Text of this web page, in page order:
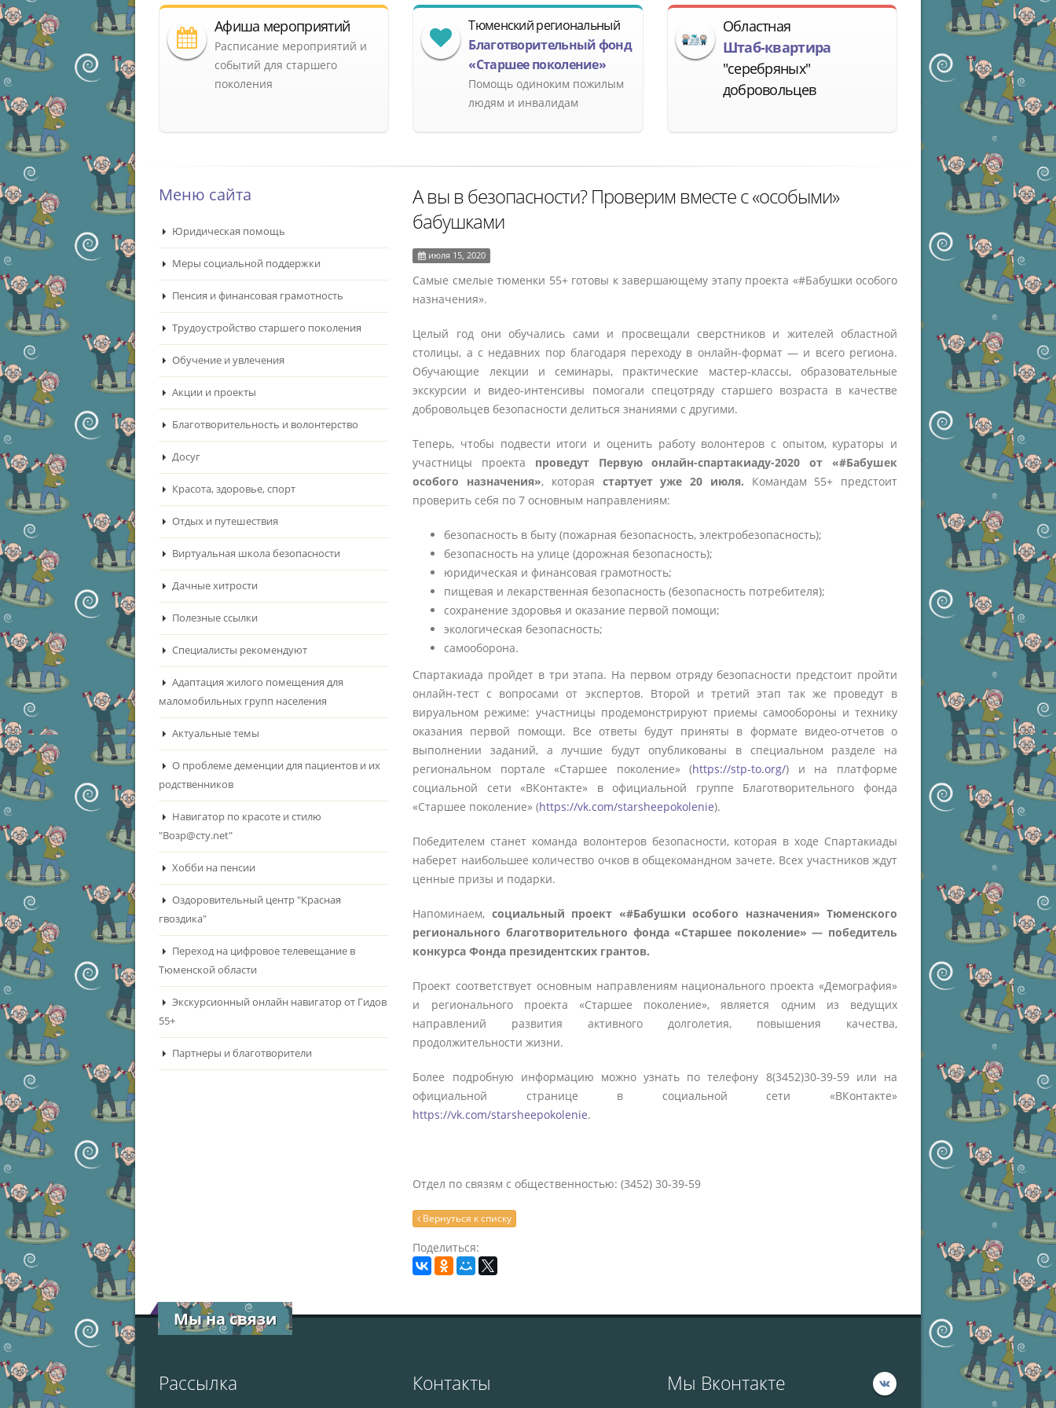
Афиша мероприятий
Расписание мероприятий и
событий для старшего
поколения
Тюменский региональный
Благотворительный фонд
«Старшее поколение»
Помощь одиноким пожилым
людям и инвалидам
Областная
Штаб-квартира
"серебряных"
добровольцев
Меню сайта
Юридическая помощь
Меры социальной поддержки
Пенсия и финансовая грамотность
Трудоустройство старшего поколения
Обучение и увлечения
Акции и проекты
Благотворительность и волонтерство
Досуг
Красота, здоровье, спорт
Отдых и путешествия
Виртуальная школа безопасности
Дачные хитрости
Полезные ссылки
Специалисты рекомендуют
Адаптация жилого помещения для
маломобильных групп населения
Актуальные темы
О проблеме деменции для пациентов и их
родственников
Навигатор по красоте и стилю
"Возр@сту.net"
Хобби на пенсии
Оздоровительный центр "Красная
гвоздика"
Переход на цифровое телевещание в
Тюменской области
Экскурсионный онлайн навигатор от Гидов
55+
Партнеры и благотворители
А вы в безопасности? Проверим вместе с «особыми»
бабушками
июля 15, 2020
Самые смелые тюменки 55+ готовы к завершающему этапу проекта «#Бабушки особого
назначения».
Целый год они обучались сами и просвещали сверстников и жителей областной
столицы, а с недавних пор благодаря переходу в онлайн-формат ― и всего региона.
Обучающие лекции и семинары, практические мастер-классы, образовательные
экскурсии и видео-интенсивы помогали спецотряду старшего возраста в качестве
добровольцев безопасности делиться знаниями с другими.
Теперь, чтобы подвести итоги и оценить работу волонтеров с опытом, кураторы и
участницы проекта проведут Первую онлайн-спартакиаду-2020 от «#Бабушек
особого назначения», которая стартует уже 20 июля. Командам 55+ предстоит
проверить себя по 7 основным направлениям:
безопасность в быту (пожарная безопасность, электробезопасность);
безопасность на улице (дорожная безопасность);
юридическая и финансовая грамотность;
пищевая и лекарственная безопасность (безопасность потребителя);
сохранение здоровья и оказание первой помощи;
экологическая безопасность;
самооборона.
Спартакиада пройдет в три этапа. На первом отряду безопасности предстоит пройти
онлайн-тест с вопросами от экспертов. Второй и третий этап так же проведут в
вируальном режиме: участницы продемонстрируют приемы самообороны и технику
оказания первой помощи. Все ответы будут приняты в формате видео-отчетов о
выполнении заданий, а лучшие будут опубликованы в специальном разделе на
региональном портале «Старшее поколение» (https://stp-to.org/) и на платформе
социальной сети «ВКонтакте» в официальной группе Благотворительного фонда
«Старшее поколение» (https://vk.com/starsheepokolenie).
Победителем станет команда волонтеров безопасности, которая в ходе Спартакиады
наберет наибольшее количество очков в общекомандном зачете. Всех участников ждут
ценные призы и подарки.
Напоминаем, социальный проект «#Бабушки особого назначения» Тюменского
регионального благотворительного фонда «Старшее поколение» ― победитель
конкурса Фонда президентских грантов.
Проект соответствует основным направлениям национального проекта «Демография»
и регионального проекта «Старшее поколение», является одним из ведущих
направлений развития активного долголетия, повышения качества,
продолжительности жизни.
Более подробную информацию можно узнать по телефону 8(3452)30-39-59 или на
официальной странице в социальной сети «ВКонтакте»
https://vk.com/starsheepokolenie.
Отдел по связям с общественностью: (3452) 30-39-59
Вернуться к списку
Поделиться:
Мы на связи
Рассылка Контакты Мы Вконтакте